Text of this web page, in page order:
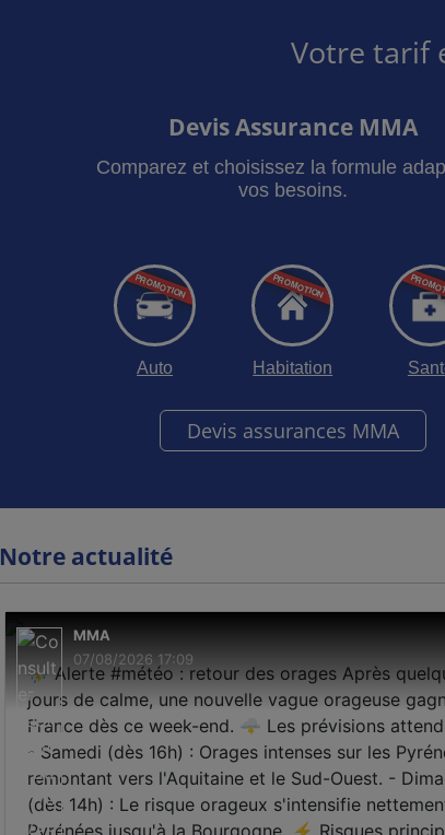
Votre tarif
Devis Assurance MMA
Comparez et choisissez la formule
vos besoins.
Auto Habitation
Devis assurances MMA
Notre actualité